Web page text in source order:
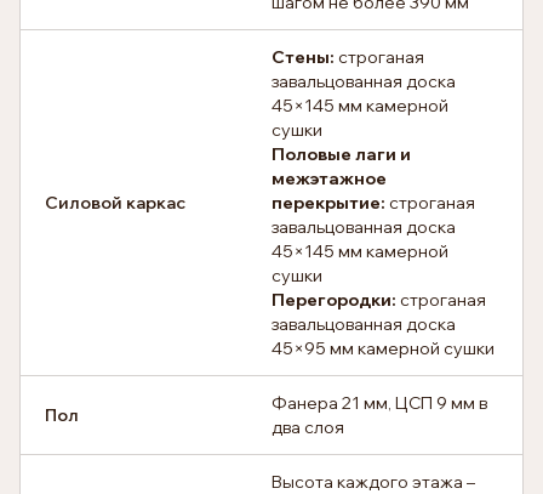
Силовой каркас
Стены: строганая
завальцованная доска
45×145 мм камерной
сушки
Половые лаги и
межэтажное
перекрытие: строганая
завальцованная доска
45×145 мм камерной
сушки
Перегородки: строганая
завальцованная доска
45×95 мм камерной сушки
Пол
Фанера 21 мм, ЦСП 9 мм в
два слоя
Высота каждого этажа –